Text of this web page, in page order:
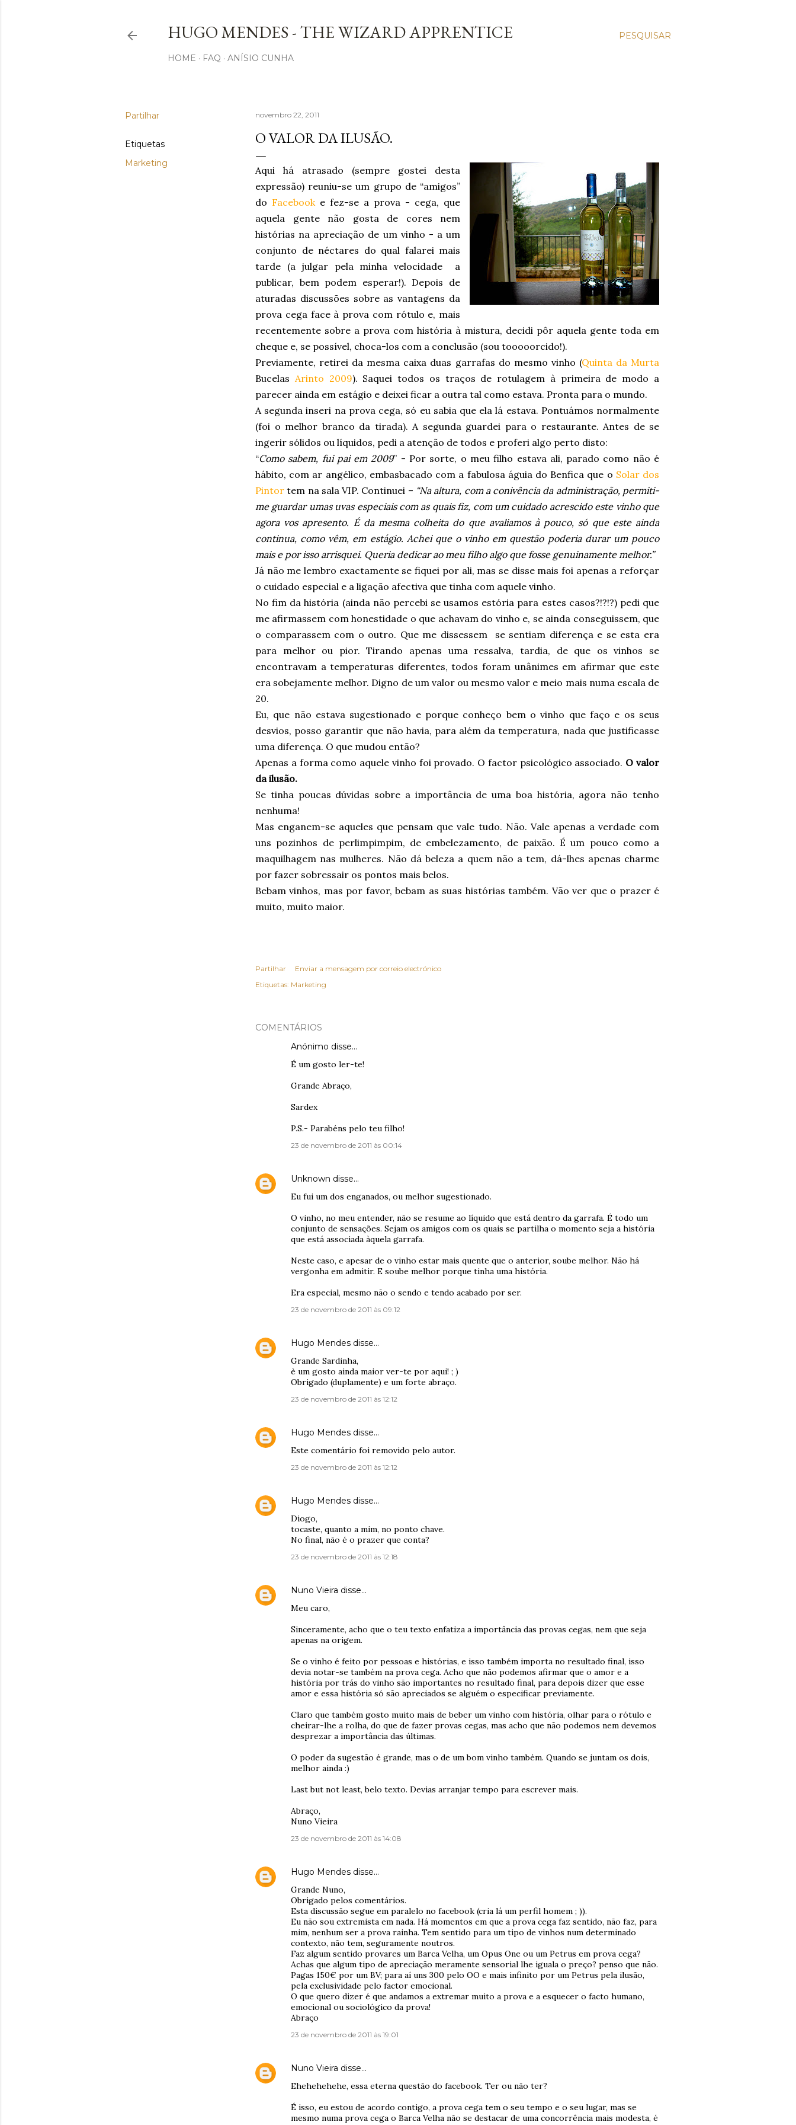
PESQUISAR
HUGO MENDES - THE WIZARD APPRENTICE
HOME FAQ ANÍSIO CUNHA
Partilhar
Etiquetas
Marketing
novembro 22, 2011
O VALOR DA ILUSÃO.
Aqui há atrasado (sempre gostei desta
expressão) reuniu-se um grupo de “amigos”
do Facebooke fez-se a prova - cega, que
aquela gente não gosta de cores nem
histórias na apreciação de um vinho - a um
conjunto de néctares do qual falarei mais
tarde (a julgar pela minha velocidade a
publicar, bem podem esperar!). Depois de
aturadas discussões sobre as vantagens da
prova cega face à prova com rótulo e, mais
recentemente sobre a prova com história à mistura, decidi pôr aquela gente toda em
cheque e, se possível, choca-los com a conclusão (sou tooooorcido!).
Previamente, retirei da mesma caixa duas garrafas do mesmo vinho (Quinta da Murta
Bucelas Arinto 2009). Saquei todos os traços de rotulagem à primeira de modo a
parecer ainda em estágio e deixei ficar a outra tal como estava. Pronta para o mundo.
A segunda inseri na prova cega, só eu sabia que ela lá estava. Pontuámos normalmente
(foi o melhor branco da tirada). A segunda guardei para o restaurante. Antes de se
ingerir sólidos ou líquidos, pedi a atenção de todos e proferi algo perto disto:
“Como sabem, fui pai em 2009” - Por sorte, o meu filho estava ali, parado como não é
hábito, com ar angélico, embasbacado com a fabulosa águia do Benfica que o Solar dos
Pintor tem na sala VIP. Continuei – “Na altura, com a conivência da administração, permiti-
me guardar umas uvas especiais com as quais fiz, com um cuidado acrescido este vinho que
agora vos apresento. É da mesma colheita do que avaliamos à pouco, só que este ainda
continua, como vêm, em estágio. Achei que o vinho em questão poderia durar um pouco
mais e por isso arrisquei. Queria dedicar ao meu filho algo que fosse genuinamente melhor.”
Já não me lembro exactamente se fiquei por ali, mas se disse mais foi apenas a reforçar
o cuidado especial e a ligação afectiva que tinha com aquele vinho.
No fim da história (ainda não percebi se usamos estória para estes casos?!?!?) pedi que
me afirmassem com honestidade o que achavam do vinho e, se ainda conseguissem, que
o comparassem com o outro. Que me dissessem se sentiam diferença e se esta era
para melhor ou pior. Tirando apenas uma ressalva, tardia, de que os vinhos se
encontravam a temperaturas diferentes, todos foram unânimes em afirmar que este
era sobejamente melhor. Digno de um valor ou mesmo valor e meio mais numa escala de
20.
Eu, que não estava sugestionado e porque conheço bem o vinho que faço e os seus
desvios, posso garantir que não havia, para além da temperatura, nada que justificasse
uma diferença. O que mudou então?
Apenas a forma como aquele vinho foi provado. O factor psicológico associado. O valor
da ilusão.
Se tinha poucas dúvidas sobre a importância de uma boa história, agora não tenho
nenhuma!
Mas enganem-se aqueles que pensam que vale tudo. Não. Vale apenas a verdade com
uns pozinhos de perlimpimpim, de embelezamento, de paixão. É um pouco como a
maquilhagem nas mulheres. Não dá beleza a quem não a tem, dá-lhes apenas charme
por fazer sobressair os pontos mais belos.
Bebam vinhos, mas por favor, bebam as suas histórias também. Vão ver que o prazer é
muito, muito maior.
Partilhar
Enviar a mensagem por correio electrónico
Etiquetas: Marketing
COMENTÁRIOS
Anónimo disse…
É um gosto ler-te!
Grande Abraço,
Sardex
P.S.- Parabéns pelo teu filho!
23 de novembro de 2011 às 00:14
Unknown disse…
Eu fui um dos enganados, ou melhor sugestionado.
O vinho, no meu entender, não se resume ao líquido que está dentro da garrafa. É todo um
conjunto de sensações. Sejam os amigos com os quais se partilha o momento seja a história
que está associada àquela garrafa.
Neste caso, e apesar de o vinho estar mais quente que o anterior, soube melhor. Não há
vergonha em admitir. E soube melhor porque tinha uma história.
Era especial, mesmo não o sendo e tendo acabado por ser.
23 de novembro de 2011 às 09:12
Hugo Mendes disse…
Grande Sardinha,
è um gosto ainda maior ver-te por aqui! ; )
Obrigado (duplamente) e um forte abraço.
23 de novembro de 2011 às 12:12
Hugo Mendes disse…
Este comentário foi removido pelo autor.
23 de novembro de 2011 às 12:12
Hugo Mendes disse…
Diogo,
tocaste, quanto a mim, no ponto chave.
No final, não é o prazer que conta?
23 de novembro de 2011 às 12:18
Nuno Vieira disse…
Meu caro,
Sinceramente, acho que o teu texto enfatiza a importância das provas cegas, nem que seja
apenas na origem.
Se o vinho é feito por pessoas e histórias, e isso também importa no resultado final, isso
devia notar-se também na prova cega. Acho que não podemos afirmar que o amor e a
história por trás do vinho são importantes no resultado final, para depois dizer que esse
amor e essa história só são apreciados se alguém o especificar previamente.
Claro que também gosto muito mais de beber um vinho com história, olhar para o rótulo e
cheirar-lhe a rolha, do que de fazer provas cegas, mas acho que não podemos nem devemos
desprezar a importância das últimas.
O poder da sugestão é grande, mas o de um bom vinho também. Quando se juntam os dois,
melhor ainda :)
Last but not least, belo texto. Devias arranjar tempo para escrever mais.
Abraço,
Nuno Vieira
23 de novembro de 2011 às 14:08
Hugo Mendes disse…
Grande Nuno,
Obrigado pelos comentários.
Esta discussão segue em paralelo no facebook (cria lá um perfil homem ; )).
Eu não sou extremista em nada. Há momentos em que a prova cega faz sentido, não faz, para
mim, nenhum ser a prova rainha. Tem sentido para um tipo de vinhos num determinado
contexto, não tem, seguramente noutros.
Faz algum sentido provares um Barca Velha, um Opus One ou um Petrus em prova cega?
Achas que algum tipo de apreciação meramente sensorial lhe iguala o preço? penso que não.
Pagas 150€ por um BV; para aí uns 300 pelo OO e mais infinito por um Petrus pela ilusão,
pela exclusividade pelo factor emocional.
O que quero dizer é que andamos a extremar muito a prova e a esquecer o facto humano,
emocional ou sociológico da prova!
Abraço
23 de novembro de 2011 às 19:01
Nuno Vieira disse…
Ehehehehehe, essa eterna questão do facebook. Ter ou não ter?
É isso, eu estou de acordo contigo, a prova cega tem o seu tempo e o seu lugar, mas se
mesmo numa prova cega o Barca Velha não se destacar de uma concorrência mais modesta, é